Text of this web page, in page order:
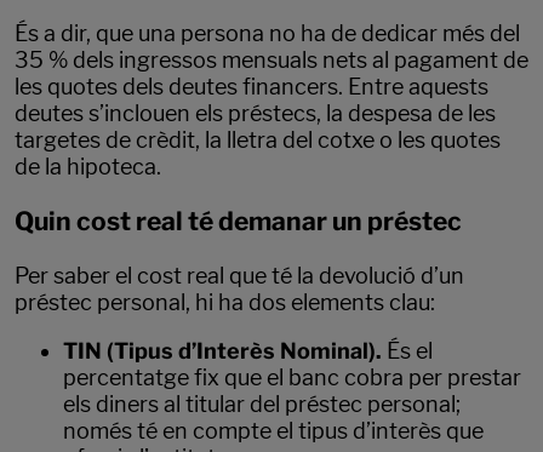
És a dir, que una persona no ha de dedicar més del
35 % dels ingressos mensuals nets al pagament de
les quotes dels deutes financers. Entre aquests
deutes s’inclouen els préstecs, la despesa de les
targetes de crèdit, la lletra del cotxe o les quotes
de la hipoteca.
Quin cost real té demanar un préstec
Per saber el cost real que té la devolució d’un
préstec personal, hi ha dos elements clau:
TIN (Tipus d’Interès Nominal). És el
percentatge fix que el banc cobra per prestar
els diners al titular del préstec personal;
només té en compte el tipus d’interès que